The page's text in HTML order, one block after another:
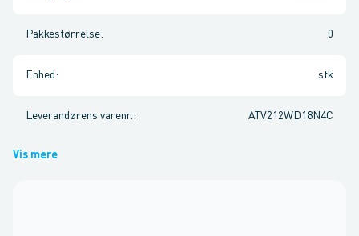
Pakkestørrelse: 0
Enhed : stk
Leverandørens varenr. : ATV212WD18N4C
Vis mere